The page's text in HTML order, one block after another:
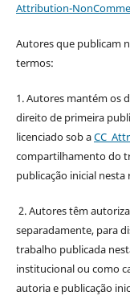
Attribution-
Autores que publicam
termos:
1. Autores mantém os
direito de primeira
licenciado sob aCC
compartilhamento do
publicação inicial nesta
2. Autores têm
separadamente, para
trabalho publicada
institucional ou como
autoria e publicação